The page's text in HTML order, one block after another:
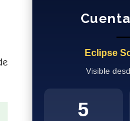
Eclipse
Visible
5